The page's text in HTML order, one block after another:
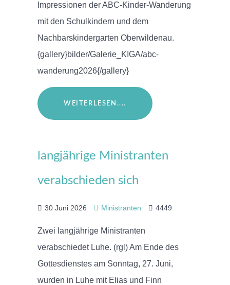
Impressionen der ABC-Kinder-Wanderung
mit den Schulkindern und dem
Nachbarskindergarten Oberwildenau.
{gallery}bilder/Galerie_KIGA/abc-
wanderung2026{/gallery}
WEITERLESEN....
langjährige Ministranten
verabschieden sich
30 Juni 2026 Ministranten 4449
Zwei langjährige Ministranten
verabschiedet Luhe. (rgl) Am Ende des
Gottesdienstes am Sonntag, 27. Juni,
wurden in Luhe mit Elias und Finn